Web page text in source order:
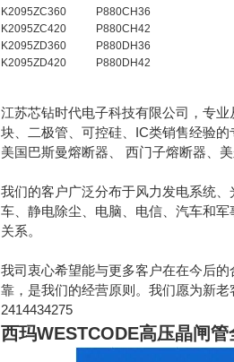
K2095ZC360
P880CH36
K2095ZC420
P880CH42
K2095ZD360
P880DH36
K2095ZD420
P880DH42
江苏芯钻时代电子科技有限公司，专
块、二极管、可控硅、IC类销售经验
美国巴斯曼熔断器、 西门子熔断器、
我们的客户广泛分布于风力发电系统
车、静电除尘、电脑、电信、汽车和
关系。
我司衷心希望能与更多客户在在今后
靠，是我们的经营原则。我们愿为新
2414434275
西玛WESTCODE高压晶闸管